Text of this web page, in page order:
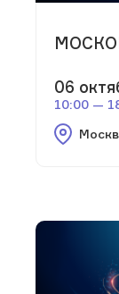
06
10:00 —